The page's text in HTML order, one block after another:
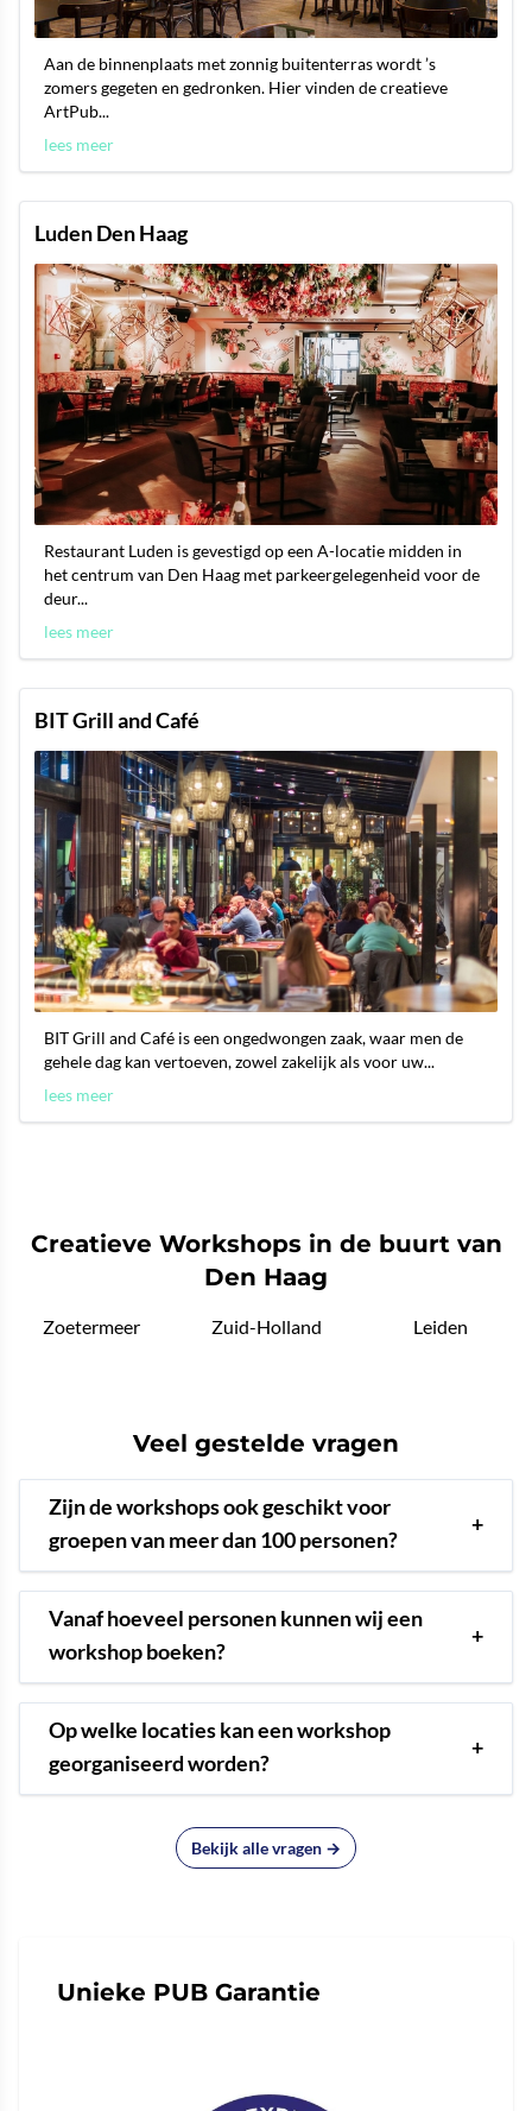
Aan de binnenplaats met zonnig buitenterras wordt ’s
zomers gegeten en gedronken. Hier vinden de creatieve
ArtPub...
lees meer
Luden Den Haag
Restaurant Luden is gevestigd op een A-locatie midden in
het centrum van Den Haag met parkeergelegenheid voor de
deur...
lees meer
BIT Grill and Café
BIT Grill and Café is een ongedwongen zaak, waar men de
gehele dag kan vertoeven, zowel zakelijk als voor uw...
lees meer
Creatieve Workshops in de buurt van
Den Haag
Zoetermeer Zuid-Holland Leiden
Veel gestelde vragen
Zijn de workshops ook geschikt voor
groepen van meer dan 100 personen?
+
Vanaf hoeveel personen kunnen wij een
workshop boeken?
+
Op welke locaties kan een workshop
georganiseerd worden?
+
Bekijk alle vragen →
Unieke PUB Garantie